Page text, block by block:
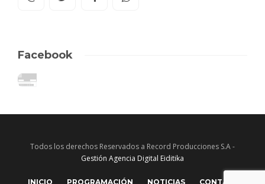
Facebook
Todos los derechos Reservados a Record Producciones S.A -
Gestión Agencia Digital Eiditika
INICIO PROGRAMACIÓN NOTICIAS CONTACTO